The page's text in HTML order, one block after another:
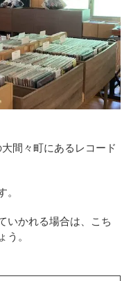
間々町にあるレコード
いかれる場合は、こち
。